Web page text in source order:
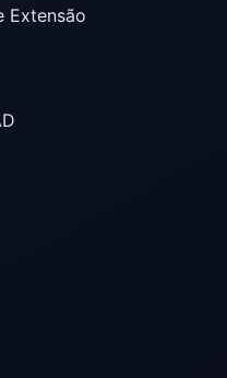
Extensão